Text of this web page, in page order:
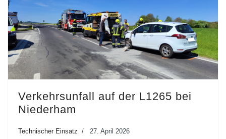
Verkehrsunfall auf der L1265 bei
Niederham
Technischer Einsatz 27. April 2026